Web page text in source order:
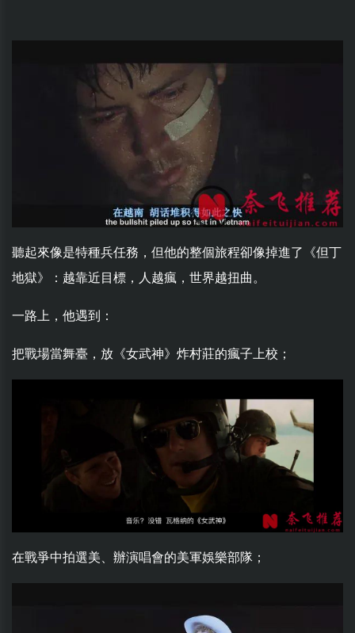
聽起來像是特種兵任務，但他的整個旅程卻像掉進了《但丁
地獄》：越靠近目標，人越瘋，世界越扭曲。
一路上，他遇到：
把戰場當舞臺，放《女武神》炸村莊的瘋子上校；
在戰爭中拍選美、辦演唱會的美軍娛樂部隊；